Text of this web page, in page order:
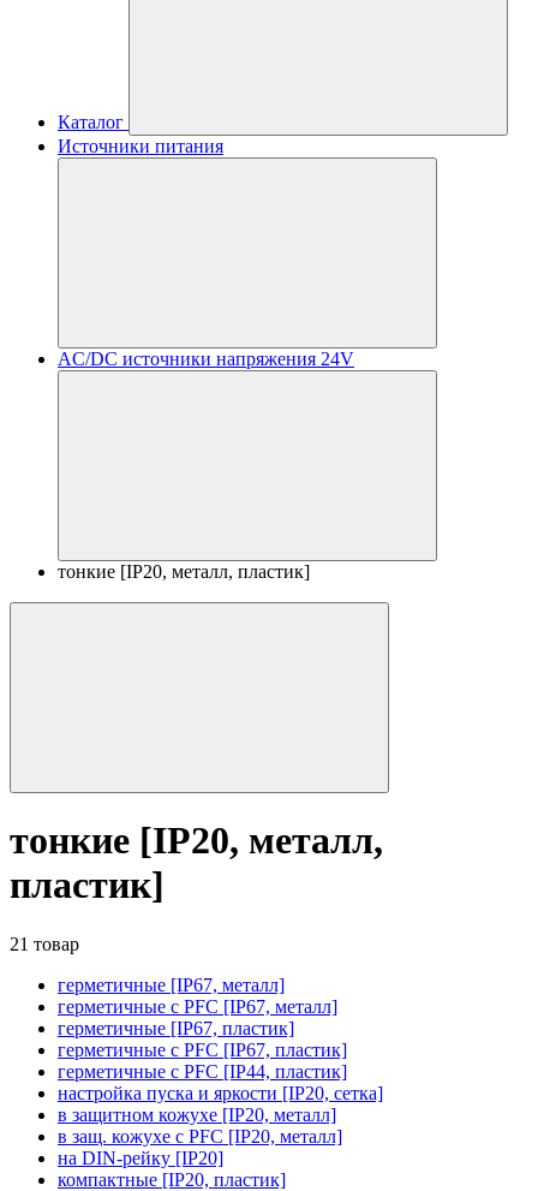
Каталог
Источники питания
AC/DC источники напряжения 24V
тонкие [IP20, металл, пластик]
тонкие [IP20, металл,
пластик]
21 товар
герметичные [IP67, металл]
герметичные с PFC [IP67, металл]
герметичные [IP67, пластик]
герметичные с PFC [IP67, пластик]
герметичные с PFC [IP44, пластик]
настройка пуска и яркости [IP20, сетка]
в защитном кожухе [IP20, металл]
в защ. кожухе с PFC [IP20, металл]
на DIN-рейку [IP20]
компактные [IP20, пластик]